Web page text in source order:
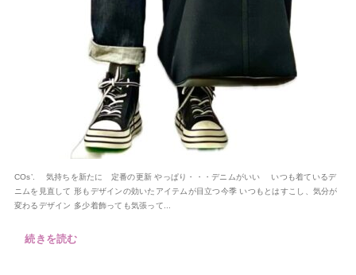
COs’. 気持ちを新たに 定番の更新 やっぱり・・・デニムがいい いつも着ているデ
ニムを見直して 形もデザインの効いたアイテムが目立つ今季 いつもとはすこし、気分が
変わるデザイン 多少着飾っても気張って...
続きを読む